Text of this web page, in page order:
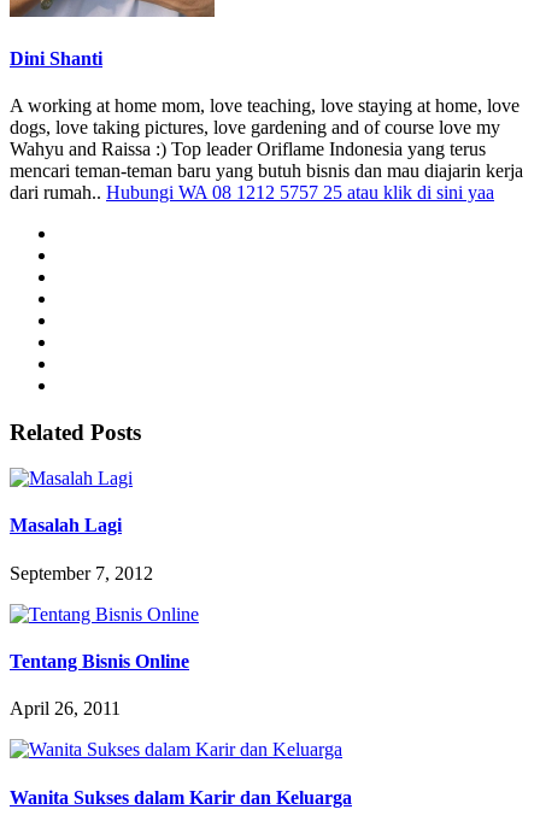
Dini Shanti
A working at home mom, love teaching, love staying at home, love
dogs, love taking pictures, love gardening and of course love my
Wahyu and Raissa :) Top leader Oriflame Indonesia yang terus
mencari teman-teman baru yang butuh bisnis dan mau diajarin kerja
dari rumah.. Hubungi WA 08 1212 5757 25 atau klik di sini yaa
Related Posts
Masalah Lagi
September 7, 2012
Tentang Bisnis Online
April 26, 2011
Wanita Sukses dalam Karir dan Keluarga